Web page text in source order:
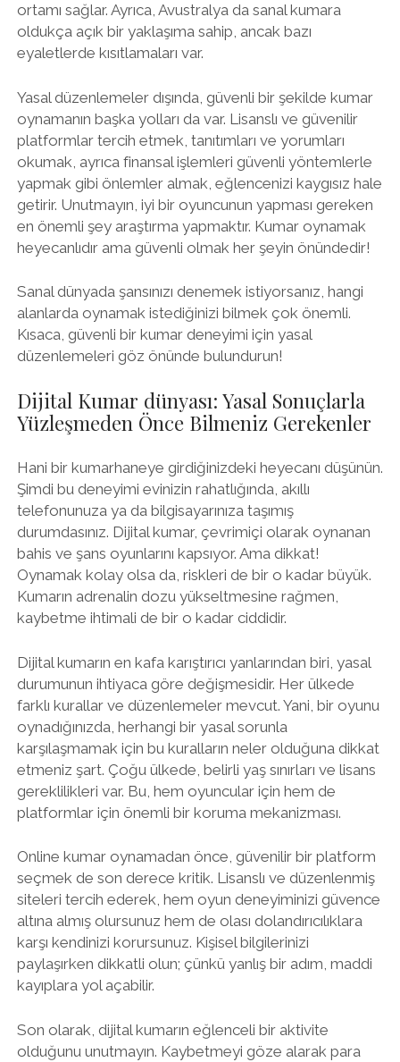
ortamı sağlar. Ayrıca, Avustralya da sanal kumara
oldukça açık bir yaklaşıma sahip, ancak bazı
eyaletlerde kısıtlamaları var.
Yasal düzenlemeler dışında, güvenli bir şekilde kumar
oynamanın başka yolları da var. Lisanslı ve güvenilir
platformlar tercih etmek, tanıtımları ve yorumları
okumak, ayrıca finansal işlemleri güvenli yöntemlerle
yapmak gibi önlemler almak, eğlencenizi kaygısız hale
getirir. Unutmayın, iyi bir oyuncunun yapması gereken
en önemli şey araştırma yapmaktır. Kumar oynamak
heyecanlıdır ama güvenli olmak her şeyin önündedir!
Sanal dünyada şansınızı denemek istiyorsanız, hangi
alanlarda oynamak istediğinizi bilmek çok önemli.
Kısaca, güvenli bir kumar deneyimi için yasal
düzenlemeleri göz önünde bulundurun!
Dijital Kumar dünyası: Yasal Sonuçlarla
Yüzleşmeden Önce Bilmeniz Gerekenler
Hani bir kumarhaneye girdiğinizdeki heyecanı düşünün.
Şimdi bu deneyimi evinizin rahatlığında, akıllı
telefonunuza ya da bilgisayarınıza taşımış
durumdasınız. Dijital kumar, çevrimiçi olarak oynanan
bahis ve şans oyunlarını kapsıyor. Ama dikkat!
Oynamak kolay olsa da, riskleri de bir o kadar büyük.
Kumarın adrenalin dozu yükseltmesine rağmen,
kaybetme ihtimali de bir o kadar ciddidir.
Dijital kumarın en kafa karıştırıcı yanlarından biri, yasal
durumunun ihtiyaca göre değişmesidir. Her ülkede
farklı kurallar ve düzenlemeler mevcut. Yani, bir oyunu
oynadığınızda, herhangi bir yasal sorunla
karşılaşmamak için bu kuralların neler olduğuna dikkat
etmeniz şart. Çoğu ülkede, belirli yaş sınırları ve lisans
gereklilikleri var. Bu, hem oyuncular için hem de
platformlar için önemli bir koruma mekanizması.
Online kumar oynamadan önce, güvenilir bir platform
seçmek de son derece kritik. Lisanslı ve düzenlenmiş
siteleri tercih ederek, hem oyun deneyiminizi güvence
altına almış olursunuz hem de olası dolandırıcılıklara
karşı kendinizi korursunuz. Kişisel bilgilerinizi
paylaşırken dikkatli olun; çünkü yanlış bir adım, maddi
kayıplara yol açabilir.
Son olarak, dijital kumarın eğlenceli bir aktivite
olduğunu unutmayın. Kaybetmeyi göze alarak para